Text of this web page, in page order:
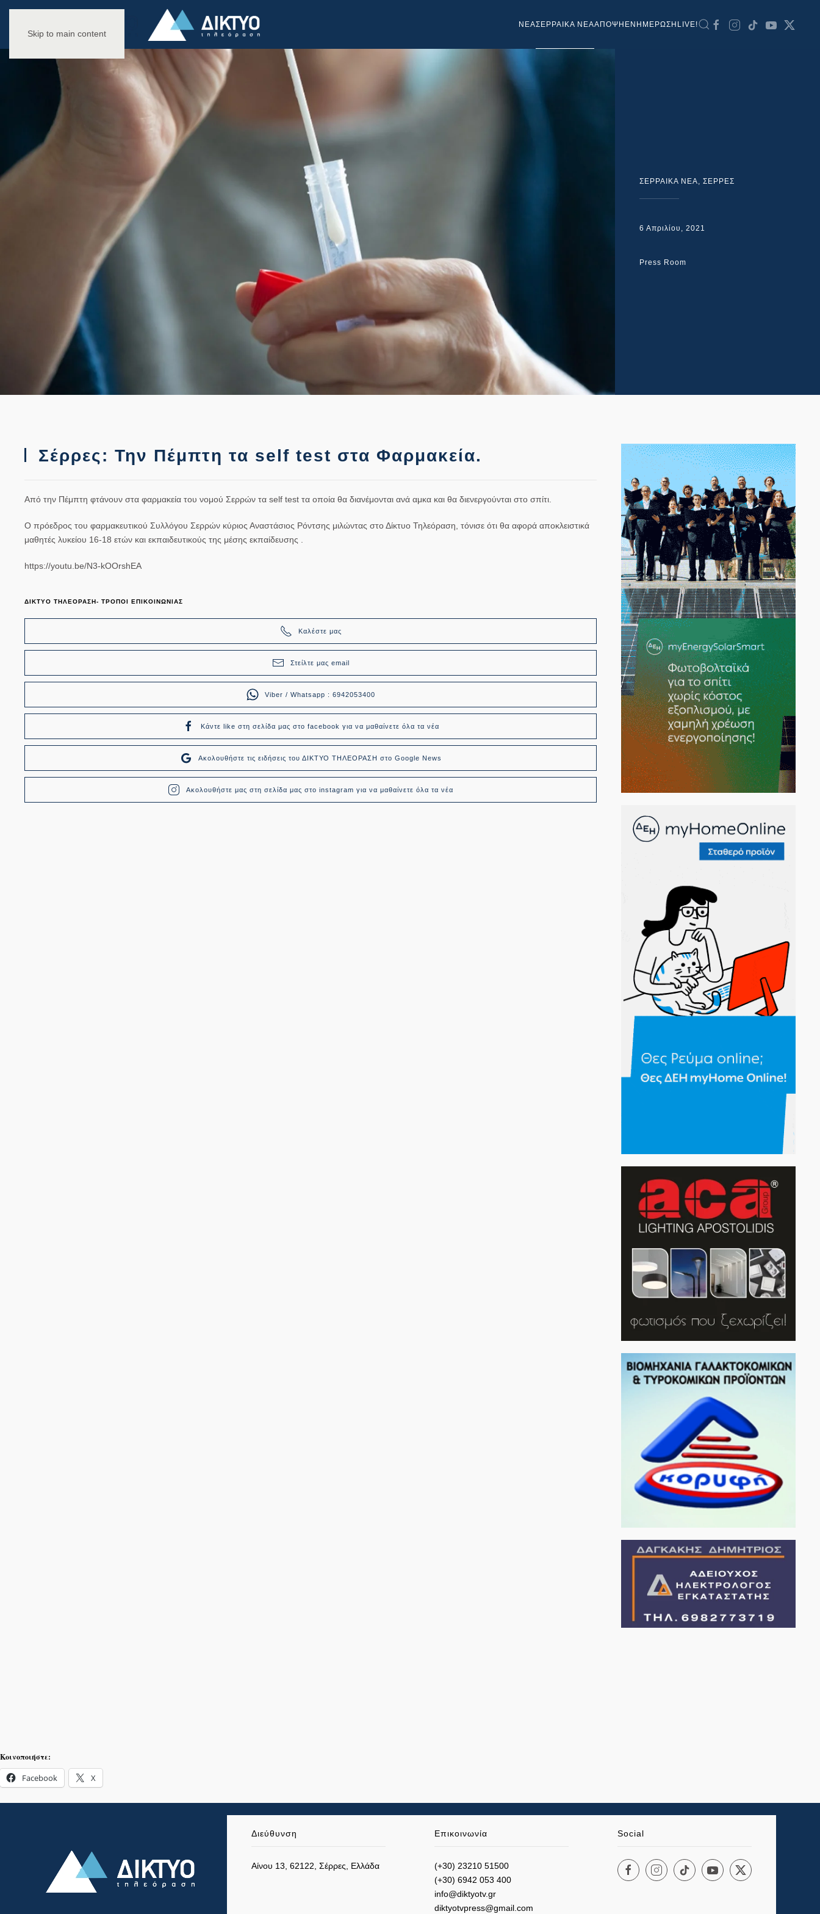
Skip to main content
NEAΣΕΡΡΑΙΚΑ ΝΕΑΑΠΟΨΗ ΕΝΗΜΕΡΩΣΗ LIVE!
ΣΕΡΡΑΙΚΑ ΝΕΑ, ΣΕΡΡΕΣ
6 Απριλίου, 2021
Press Room
Σέρρες: Την Πέμπτη τα self test στα Φαρμακεία.
Από την Πέμπτη φτάνουν στα φαρμακεία του νομού Σερρών τα self test τα οποία θα διανέμονται ανά αμκα και θα διενεργούνται στο σπίτι.
Ο πρόεδρος του φαρμακευτικού Συλλόγου Σερρών κύριος Αναστάσιος Ρόντσης μιλώντας στο Δίκτυο Τηλεόραση, τόνισε ότι θα αφορά αποκλειστικά
μαθητές λυκείου 16-18 ετών και εκπαιδευτικούς της μέσης εκπαίδευσης .
https://youtu.be/N3-kOOrshEA
ΔΙΚΤΥΟ ΤΗΛΕΟΡΑΣΗ- ΤΡΟΠΟΙ ΕΠΙΚΟΙΝΩΝΙΑΣ
Καλέστε μας
Στείλτε μας email
Viber / Whatsapp : 6942053400
Κάντε like στη σελίδα μας στο facebook για να μαθαίνετε όλα τα νέα
Ακολουθήστε τις ειδήσεις του ΔΙΚΤΥΟ ΤΗΛΕΟΡΑΣΗ στο Google News
Ακολουθήστε μας στη σελίδα μας στο instagram για να μαθαίνετε όλα τα νέα
Κοινοποιήστε:
Facebook X
Διεύθυνση
Αίνου 13, 62122, Σέρρες, Ελλάδα
Επικοινωνία
(+30) 23210 51500
(+30) 6942 053 400
info@diktyotv.gr
diktyotvpress@gmail.com
Social